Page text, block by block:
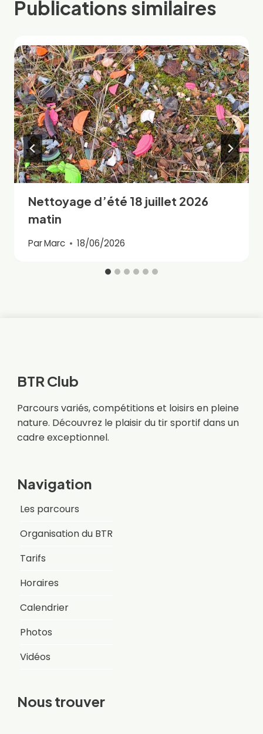
Publications similaires
Nettoyage d’été 18 juillet 2026
matin
ParMarc 18/06/2026
BTR Club
Parcours variés, compétitions et loisirs en pleine
nature. Découvrez le plaisir du tir sportif dans un
cadre exceptionnel.
Navigation
Les parcours
Organisation du BTR
Tarifs
Horaires
Calendrier
Photos
Vidéos
Nous trouver